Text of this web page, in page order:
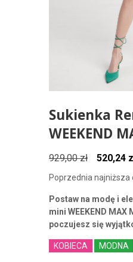
Sukienka
WEEKEND
929,00zł
cena
929,00
520,24
Poprzednia najniższa
Postaw na modę i
mini WEEKEND
poczujesz się
KOBIECA MODNA